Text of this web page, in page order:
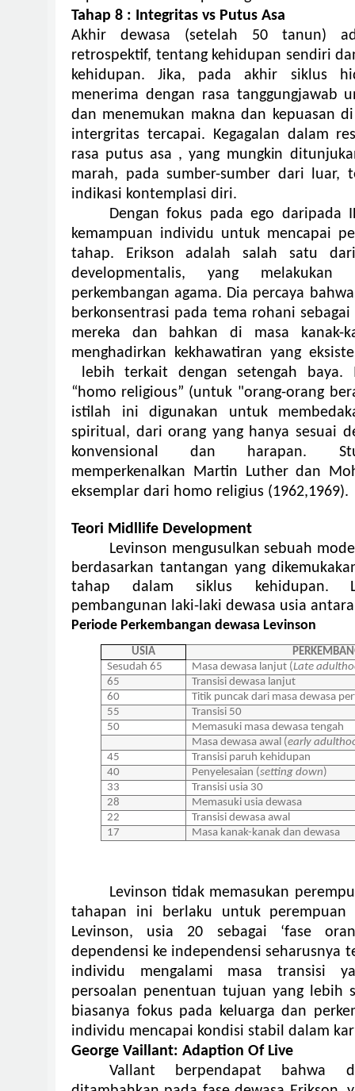
Tahap 8 : Integritas vs Putus Asa
Akhir dewasa (setelah 50 tanun)
retrospektif, tentang kehidupan sendiri
kehidupan.Jika, pada akhir siklus
menerima dengan rasa tanggungjawab
dan menemukan makna dan kepuasan
intergritas tercapai. Kegagalan dalam
rasa putus asa , yang mungkin
marah, pada sumber-sumber dari luar,
indikasi kontemplasi diri.
Dengan fokus pada ego daripada
kemampuan individu untuk mencapai
tahap.
Erikson adalah salah satu
developmentalis, yang
perkembangan agama. Dia percaya
berkonsentrasi pada tema rohani
mereka dan bahkan di masa kanak-
menghadirkan kekhawatiran yang
lebih terkait dengan setengah baya.
“homo religious” (untuk "orang-orang
istilah ini digunakan untuk
spiritual, dari orang yang hanya sesuai
konvensional dan harapan.
memperkenalkan Martin Luther dan
eksemplar dari homo religius (1962,1969).
Teori Midllife Development
Levinson mengusulkan sebuah
berdasarkan tantangan yang
tahap dalam siklus kehidupan.
pembangunan laki-laki dewasa usia
Periode Perkembangan dewasa Levinson
USIA
Sesudah 65
Masa dewasa lanjut (Late
65
Transisi dewasa lanjut
60
Titik puncak dari masa dewasa
55
Transisi 50
50
Memasuki masa dewasa tengah
Masa dewasa awal (early
45
Transisi paruh kehidupan
40
Penyelesaian (setting down)
33
Transisi usia 30
28
Memasuki usia dewasa
22
Transisi dewasa awal
17
Masa kanak-kanak dan dewasa
Levinson tidak memasukan
tahapan ini berlaku untuk
Levinson, usia 20 sebagai ‘fase
dependensi ke independensi seharusnya
individu mengalami masa transisi
persoalan penentuan tujuan yang lebih
biasanya fokus pada keluarga dan
individu mencapai kondisi stabil dalam
George Vaillant: Adaption Of Live
Vallant berpendapat bahwa